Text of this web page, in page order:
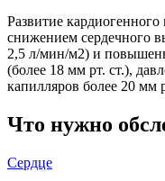
Развитие кардиогенного
снижением сердечного
2,5 л/мин/м2) и
(более 18 мм рт. ст.),
капилляров более 20 мм
Что нужно
Сердце